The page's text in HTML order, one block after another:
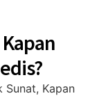
Sunat, Kapan